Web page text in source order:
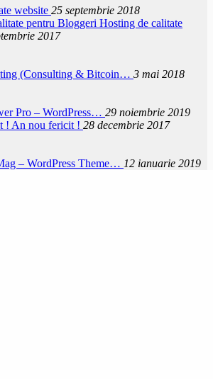
website 25 septembrie 2018
Hosting de calitate
2017
(Consulting & Bitcoin… 3 mai 2018
Pro – WordPress… 29 noiembrie 2019
An nou fericit ! 28 decembrie 2017
– WordPress Theme… 12 ianuarie 2019